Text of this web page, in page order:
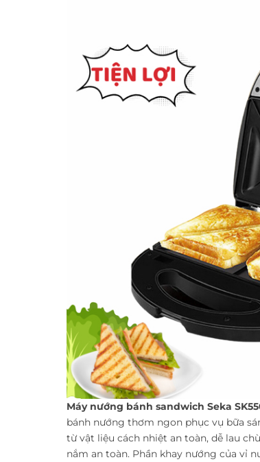
Máy nướng bánh sandwich Seka
bánh nướng thơm ngon phục vụ bữa
từ vật liệu cách nhiệt an toàn, dễ lau
nắm an toàn. Phần khay nướng của vỉ